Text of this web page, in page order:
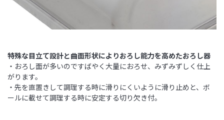
特殊な目立て設計と曲面形状によりおろし能力を高めたおろし器
・おろし面が多いのですばやく大量におろせ、みずみずしく仕上
がります。
・先を直置きして調理する時に滑りにくいように滑り止めと、ボ
ールに載せて調理する時に安定する切り欠き付。